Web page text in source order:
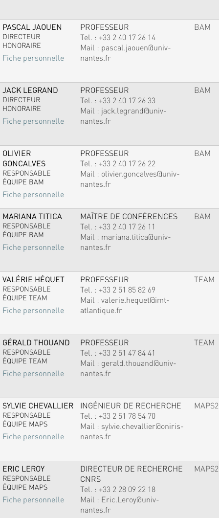
PASCAL JAOUEN
DIRECTEUR
HONORAIRE
Fiche personnelle
PROFESSEUR
Tel. : +33 2 40 17 26 14
Mail : pascal.jaouen@univ-
nantes.fr
BAM
JACK LEGRAND
DIRECTEUR
HONORAIRE
Fiche personnelle
PROFESSEUR
Tel. : +33 2 40 17 26 33
Mail : jack.legrand@univ-
nantes.fr
BAM
OLIVIER
GONCALVES
RESPONSABLE
ÉQUIPE BAM
Fiche personnelle
PROFESSEUR
Tel. : +33 2 40 17 26 22
Mail : olivier.goncalves@univ-
nantes.fr
BAM
MARIANA TITICA
RESPONSABLE
ÉQUIPE BAM
Fiche personnelle
MAÎTRE DE CONFÉRENCES
Tel. : +33 2 40 17 26 11
Mail : mariana.titica@univ-
nantes.fr
BAM
VALÉRIE HÉQUET
RESPONSABLE
ÉQUIPE TEAM
Fiche personnelle
PROFESSEUR
Tel. : +33 2 51 85 82 69
Mail : valerie.hequet@imt-
atlantique.fr
TEAM
GÉRALD THOUAND
RESPONSABLE
ÉQUIPE TEAM
Fiche personnelle
PROFESSEUR
Tel. : +33 2 51 47 84 41
Mail : gerald.thouand@univ-
nantes.fr
TEAM
SYLVIE CHEVALLIER
RESPONSABLE
ÉQUIPE MAPS
Fiche personnelle
INGÉNIEUR DE RECHERCHE
Tel. : +33 2 51 78 54 70
Mail : sylvie.chevallier@oniris-
nantes.fr
MAPS2
ERIC LEROY
RESPONSABLE
ÉQUIPE MAPS
Fiche personnelle
DIRECTEUR DE RECHERCHE
CNRS
Tel. : +33 2 28 09 22 18
Mail : Eric.Leroy@univ-
nantes.fr
MAPS2